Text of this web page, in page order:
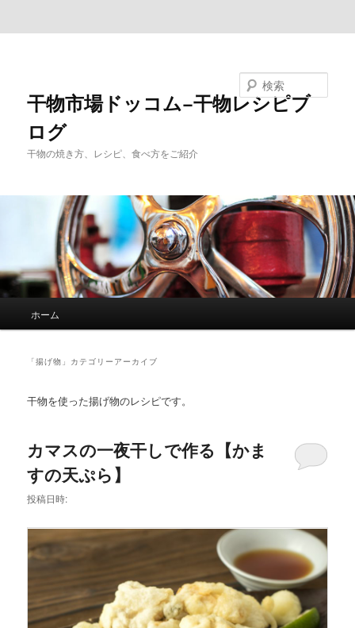
干物市場ドッコム−干物レシピブ
ログ
干物の焼き方、レシピ、食べ方をご紹介
ホーム
「揚げ物 」カテゴリーアーカイブ
干物を使った揚げ物のレシピです。
カマスの一夜干しで作る【かま
すの天ぷら】
投稿日時: